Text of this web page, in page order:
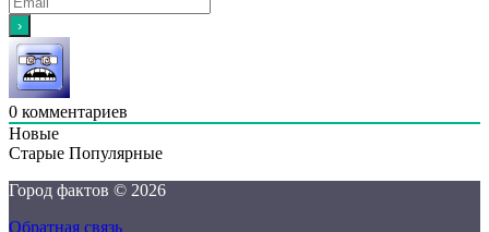
0 комментариев
Новые
Старые Популярные
Город фактов © 2026
Обратная связь